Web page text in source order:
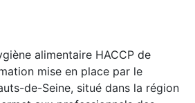
alimentaire HACCP de
mise en place par le
de-Seine, situé dans la région